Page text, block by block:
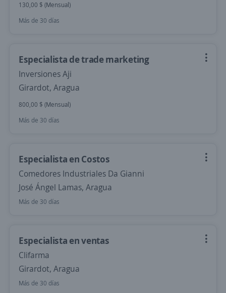
130,00 $ (Mensual)
Más de 30 días
Especialista de trade marketing
Inversiones Aji
Girardot, Aragua
800,00 $ (Mensual)
Más de 30 días
Especialista en Costos
Comedores Industriales Da Gianni
José Ángel Lamas, Aragua
Más de 30 días
Especialista en ventas
Clifarma
Girardot, Aragua
Más de 30 días